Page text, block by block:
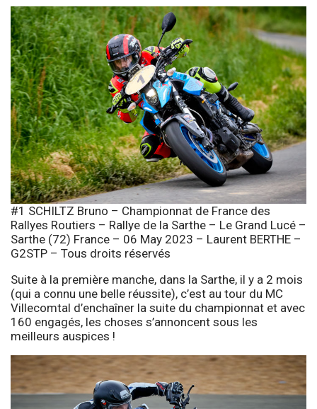
#1 SCHILTZ Bruno – Championnat de France des
Rallyes Routiers – Rallye de la Sarthe – Le Grand Lucé –
Sarthe (72) France – 06 May 2023 – Laurent BERTHE –
G2STP – Tous droits réservés
Suite à la première manche, dans la Sarthe, il y a 2 mois
(qui a connu une belle réussite), c’est au tour du MC
Villecomtal d’enchaîner la suite du championnat et avec
160 engagés, les choses s’annoncent sous les
meilleurs auspices !